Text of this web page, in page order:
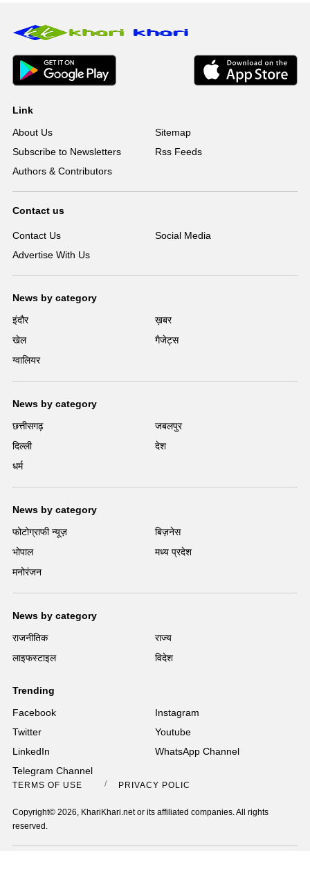
Link
About Us
Sitemap
Subscribe to Newsletters
Rss Feeds
Authors & Contributors
Contact us
Contact Us
Social Media
Advertise With Us
News by category
इंदौर
ख़बर
खेल
गैजेट्स
ग्वालियर
News by category
छत्तीसगढ़
जबलपुर
दिल्ली
देश
धर्म
News by category
फोटोग्राफी न्यूज़
बिज़नेस
भोपाल
मध्य प्रदेश
मनोरंजन
News by category
राजनीतिक
राज्य
लाइफस्टाइल
विदेश
Trending
Facebook
Instagram
Twitter
Youtube
LinkedIn
WhatsApp Channel
Telegram Channel
TERMS OF USE PRIVACY POLICY
Copyright© 2026, KhariKhari.net or its affiliated companies. All rights
reserved.